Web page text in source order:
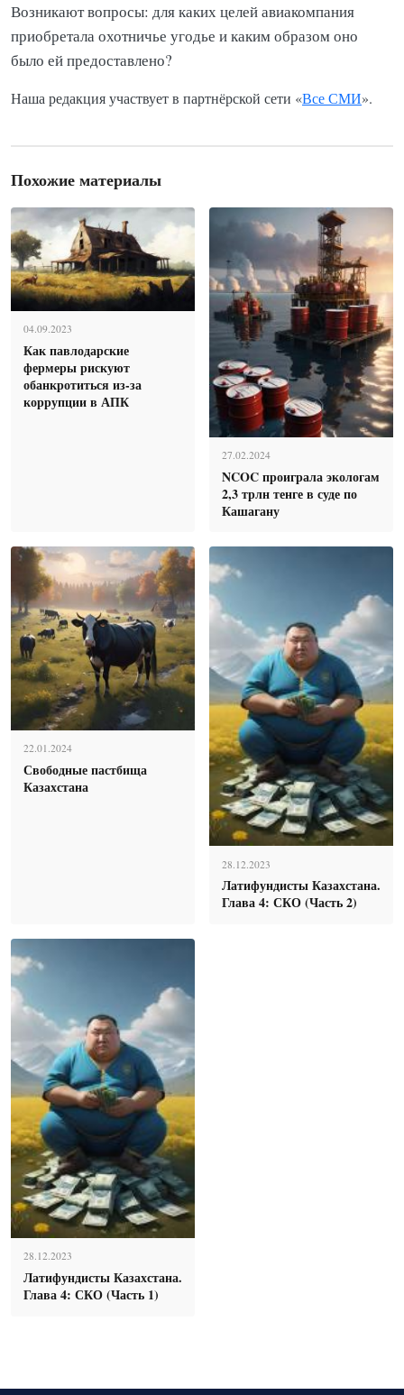
Возникают вопросы: для каких целей авиакомпания
приобретала охотничье угодье и каким образом оно
было ей предоставлено?
Наша редакция участвует в партнёрской сети «Все СМИ».
Похожие материалы
04.09.2023
Как павлодарские
фермеры рискуют
обанкротиться из-за
коррупции в АПК
27.02.2024
NCOC проиграла экологам
2,3 трлн тенге в суде по
Кашагану
22.01.2024
Свободные пастбища
Казахстана
28.12.2023
Латифундисты Казахстана.
Глава 4: СКО (Часть 2)
28.12.2023
Латифундисты Казахстана.
Глава 4: СКО (Часть 1)